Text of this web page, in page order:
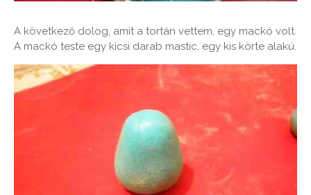
A következő dolog, amit a tortán vettem, egy mackó volt.
A mackó teste egy kicsi darab mastic, egy kis körte alakú.